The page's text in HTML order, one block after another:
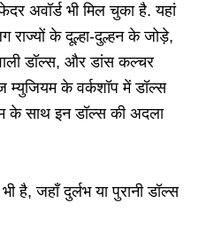
अवॉर्ड भी मिल चुका है. यहां
के दूल्हा-दुल्हन के जोड़े,
डॉल्स, और डांस कल्चर
म्युजियम के वर्कशॉप में डॉल्स
के साथ इन डॉल्स की अदला
है, जहाँ दुर्लभ या पुरानी डॉल्स